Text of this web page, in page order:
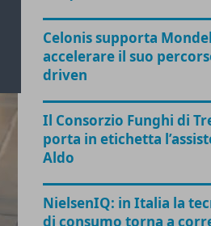
Celonis supporta
accelerare il suo
driven
Il Consorzio Funghi di
porta in etichetta
Aldo
NielsenIQ: in Italia la
di consumo torna a